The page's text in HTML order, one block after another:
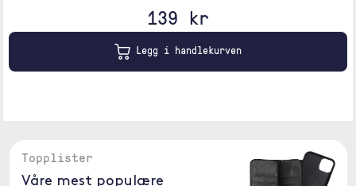
139 kr
Legg i handlekurven
Topplister
Våre mest populære